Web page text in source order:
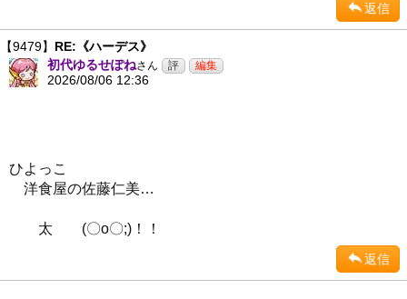
返信
【9479】 RE:《ハーデス》
初代ゆるせぽねさん
2026/08/06 12:36
ひよっこ
洋食屋の佐藤仁美…
太 (〇o〇;)！！
返信